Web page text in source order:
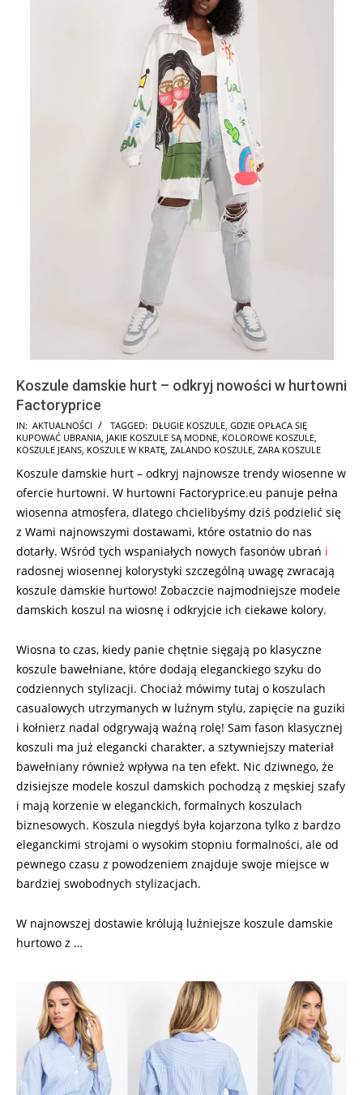
Koszule damskie hurt – odkryj nowości w hurtowni
Factoryprice
2025-
01-
IN: AKTUALNOŚCI TAGGED: DŁUGIE KOSZULE, GDZIE OPŁACA SIĘ
KUPOWAĆ UBRANIA, JAKIE KOSZULE SĄ MODNE, KOLOROWE KOSZULE,
KOSZULE JEANS, KOSZULE W KRATĘ, ZALANDO KOSZULE, ZARA KOSZULE
Koszule damskie hurt – odkryj najnowsze trendy wiosenne w
ofercie hurtowni. W hurtowni Factoryprice.eu panuje pełna
wiosenna atmosfera, dlatego chcielibyśmy dziś podzielić się
z Wami najnowszymi dostawami, które ostatnio do nas
dotarły. Wśród tych wspaniałych nowych fasonów ubrań i
radosnej wiosennej kolorystyki szczególną uwagę zwracają
koszule damskie hurtowo! Zobaczcie najmodniejsze modele
damskich koszul na wiosnę i odkryjcie ich ciekawe kolory.
Wiosna to czas, kiedy panie chętnie sięgają po klasyczne
koszule bawełniane, które dodają eleganckiego szyku do
codziennych stylizacji. Chociaż mówimy tutaj o koszulach
casualowych utrzymanych w luźnym stylu, zapięcie na guziki
i kołnierz nadal odgrywają ważną rolę! Sam fason klasycznej
koszuli ma już elegancki charakter, a sztywniejszy materiał
bawełniany również wpływa na ten efekt. Nic dziwnego, że
dzisiejsze modele koszul damskich pochodzą z męskiej szafy
i mają korzenie w eleganckich, formalnych koszulach
biznesowych. Koszula niegdyś była kojarzona tylko z bardzo
eleganckimi strojami o wysokim stopniu formalności, ale od
pewnego czasu z powodzeniem znajduje swoje miejsce w
bardziej swobodnych stylizacjach.
W najnowszej dostawie królują luźniejsze koszule damskie
hurtowo z …